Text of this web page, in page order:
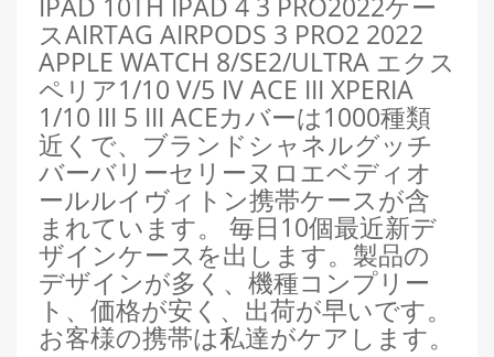
スAIRTAG AIRPODS 3 PRO2 2022
APPLE WATCH 8/SE2/ULTRA エクス
ペリア1/10 V/5 IV ACE III XPERIA
1/10 III 5 III ACEカバーは1000種類
近くで、ブランドシャネルグッチ
バーバリーセリーヌロエベディオ
ールルイヴィトン携帯ケースが含
まれています。 毎日10個最近新デ
ザインケースを出します。製品の
デザインが多く、機種コンプリー
ト、価格が安く、出荷が早いです。
お客様の携帯は私達がケアします。